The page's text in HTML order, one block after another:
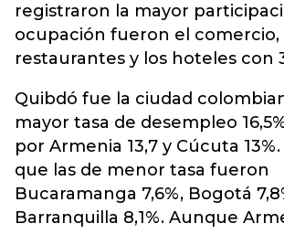
registraron la mayor
ocupación fueron el comercio,
restaurantes y los hoteles con
Quibdó fue la ciudad
mayor tasa de desempleo
por Armenia 13,7 y Cúcuta
que las de menor tasa fueron
Bucaramanga 7,6%, Bogotá
Barranquilla 8,1%. Aunque